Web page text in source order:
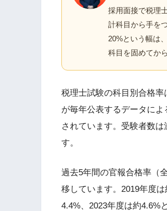
採用面接で税理
計科目から手を
20%という幅は
科目を固めてか
税理士試験の科目別合格
が毎年公表するデータに
されています。受験者数
す。
過去5年間の官報合格率（
移しています。2019年度
4.4%、2023年度は約4.6%